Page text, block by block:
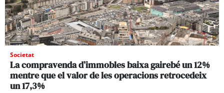
Societat
La compravenda d’immobles baixa gairebé un 12%
mentre que el valor de les operacions retrocedeix
un 17,3%